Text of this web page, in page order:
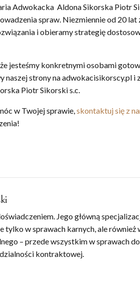
Adwokacka Aldona Sikorska Piotr
spraw. Niezmiennie od 20
i obieramy strategię
jesteśmy konkretnymi osobami
naszej strony na adwokacisikorscy.pl i
Piotr Sikorski s.c.
w Twojej sprawie,skontaktuj się z
Jego główną
tylko w sprawach karnych, ale również
– przede wszystkim w sprawach
kontraktowej.